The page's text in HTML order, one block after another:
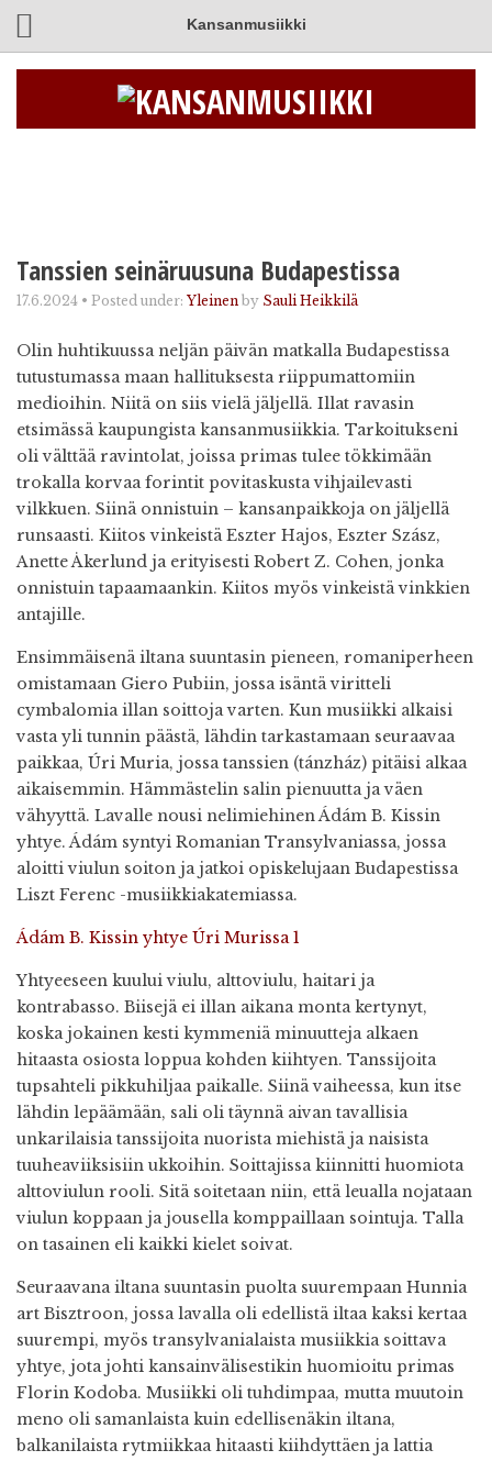
Kansanmusiikki
Tanssien seinäruusuna Budapestissa
17.6.2024 • Posted under: Yleinen by Sauli Heikkilä
Olin huhtikuussa neljän päivän matkalla Budapestissa
tutustumassa maan hallituksesta riippumattomiin
medioihin. Niitä on siis vielä jäljellä. Illat ravasin
etsimässä kaupungista kansanmusiikkia. Tarkoitukseni
oli välttää ravintolat, joissa primas tulee tökkimään
trokalla korvaa forintit povitaskusta vihjailevasti
vilkkuen. Siinä onnistuin – kansanpaikkoja on jäljellä
runsaasti. Kiitos vinkeistä Eszter Hajos, Eszter Szász,
Anette Åkerlund ja erityisesti Robert Z. Cohen, jonka
onnistuin tapaamaankin. Kiitos myös vinkeistä vinkkien
antajille.
Ensimmäisenä iltana suuntasin pieneen, romaniperheen
omistamaan Giero Pubiin, jossa isäntä viritteli
cymbalomia illan soittoja varten. Kun musiikki alkaisi
vasta yli tunnin päästä, lähdin tarkastamaan seuraavaa
paikkaa, Úri Muria, jossa tanssien (tánzház) pitäisi alkaa
aikaisemmin. Hämmästelin salin pienuutta ja väen
vähyyttä. Lavalle nousi nelimiehinen Ádám B. Kissin
yhtye. Ádám syntyi Romanian Transylvaniassa, jossa
aloitti viulun soiton ja jatkoi opiskelujaan Budapestissa
Liszt Ferenc -musiikkiakatemiassa.
Ádám B. Kissin yhtye Úri Murissa 1
Yhtyeeseen kuului viulu, alttoviulu, haitari ja
kontrabasso. Biisejä ei illan aikana monta kertynyt,
koska jokainen kesti kymmeniä minuutteja alkaen
hitaasta osiosta loppua kohden kiihtyen. Tanssijoita
tupsahteli pikkuhiljaa paikalle. Siinä vaiheessa, kun itse
lähdin lepäämään, sali oli täynnä aivan tavallisia
unkarilaisia tanssijoita nuorista miehistä ja naisista
tuuheaviiksisiin ukkoihin. Soittajissa kiinnitti huomiota
alttoviulun rooli. Sitä soitetaan niin, että leualla nojataan
viulun koppaan ja jousella komppaillaan sointuja. Talla
on tasainen eli kaikki kielet soivat.
Seuraavana iltana suuntasin puolta suurempaan Hunnia
art Bisztroon, jossa lavalla oli edellistä iltaa kaksi kertaa
suurempi, myös transylvanialaista musiikkia soittava
yhtye, jota johti kansainvälisestikin huomioitu primas
Florin Kodoba. Musiikki oli tuhdimpaa, mutta muutoin
meno oli samanlaista kuin edellisenäkin iltana,
balkanilaista rytmiikkaa hitaasti kiihdyttäen ja lattia